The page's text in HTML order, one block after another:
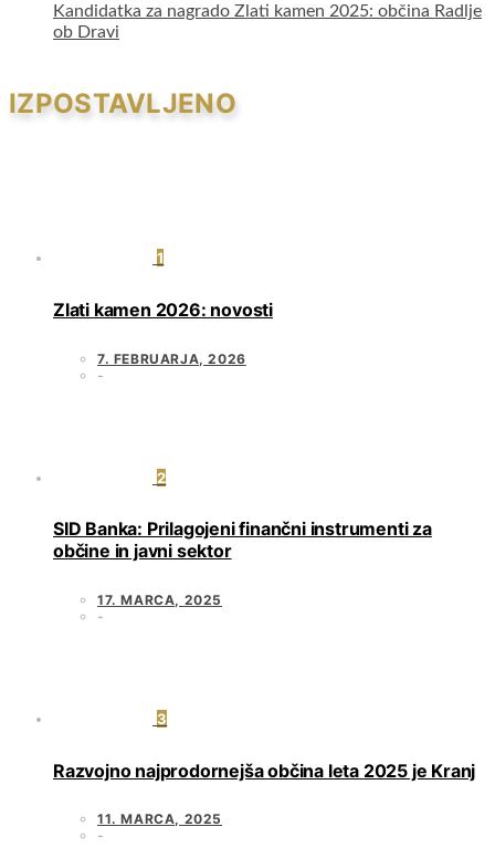
Kandidatka za nagrado Zlati kamen 2025: občina Radlje
ob Dravi
IZPOSTAVLJENO
1
Zlati kamen 2026: novosti
7. FEBRUARJA, 2026
2
SID Banka: Prilagojeni finančni instrumenti za
občine in javni sektor
17. MARCA, 2025
3
Razvojno najprodornejša občina leta 2025 je Kranj
11. MARCA, 2025